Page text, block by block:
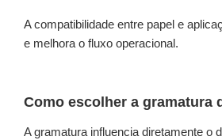
A compatibilidade entre papel e
e melhora o fluxo operacional.
Como escolher a gramatura
A gramatura influencia diretamente o